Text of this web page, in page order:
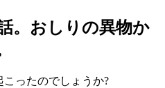
。おしりの異物か
ったのでしょうか?